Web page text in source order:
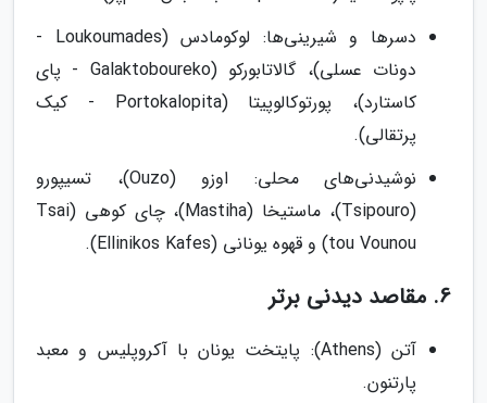
دسرها و شیرینی‌ها: لوکومادس (Loukoumades -
دونات عسلی)، گالاتابورکو (Galaktoboureko - پای
کاستارد)، پورتوکالوپیتا (Portokalopita - کیک
پرتقالی).
نوشیدنی‌های محلی: اوزو (Ouzo)، تسیپورو
(Tsipouro)، ماستیخا (Mastiha)، چای کوهی (Tsai
tou Vounou) و قهوه یونانی (Ellinikos Kafes).
6. مقاصد دیدنی برتر
آتن (Athens): پایتخت یونان با آکروپلیس و معبد
پارتنون.